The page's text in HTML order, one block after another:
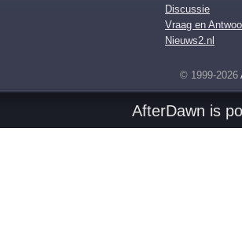
Discussie
Vraag en
Nieuws2.nl
© 1999-2026
AfterDawn is